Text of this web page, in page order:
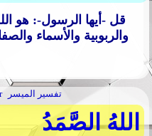
قل -أيها الرسول-: هو
والربوبية والأسماء
تفسير الميسر
اللهُ الصَّمَدُ